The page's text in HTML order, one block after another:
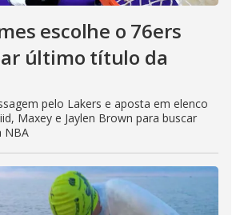
escolhe o 76ers
último título da
pelo Lakers e aposta em elenco
Maxey e Jaylen Brown para buscar
NBA